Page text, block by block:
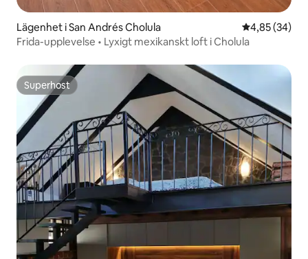
Lägenhet i San Andrés Cholula 4,85 av 5 i
4,85 (34)
Frida-upplevelse • Lyxigt mexikanskt loft i Cholula
Superhost
Superhost